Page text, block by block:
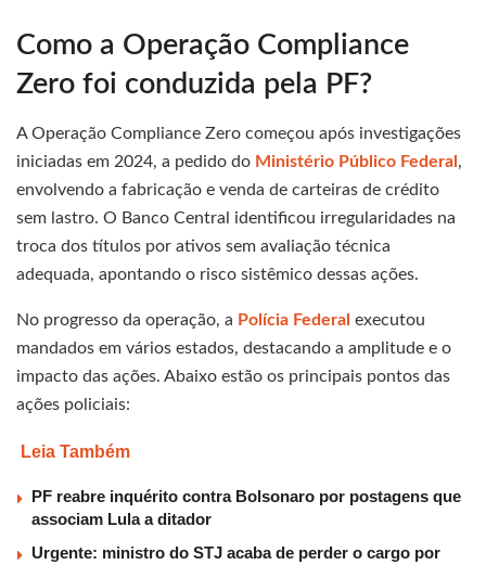
Como a Operação Compliance
Zero foi conduzida pela PF?
A Operação Compliance Zero começou após investigações
iniciadas em 2024, a pedido do Ministério Púb ico Federal ,
envolvendo a fabricação e venda de carteiras de crédito
sem lastro. O Banco Central identificou irregularidades na
troca dos títulos por ativos sem avaliação técnica
adequada, apontando o risco sistêmico dessas ações.
No progresso da operação, a Polícia Federal executou
mandados em vários estados, destacando a amplitude e o
impacto das ações. Abaixo estão os principais pontos das
ações policiais:
Leia Também
PF reabre inquérito contra Bolsonaro por postagens que
associam Lula a ditador
Urgente: ministro do STJ acaba de perder o cargo por